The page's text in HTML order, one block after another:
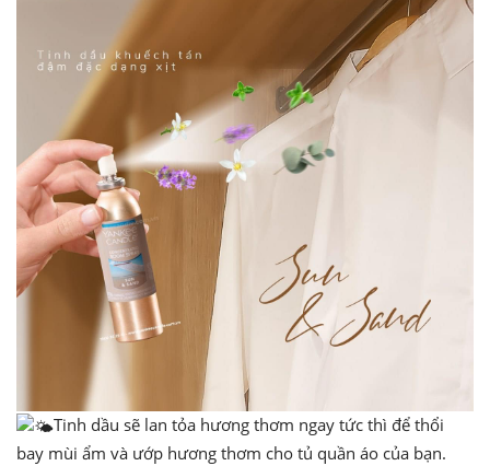
Tinh dầu sẽ lan tỏa hương thơm ngay tức thì để thổi
bay mùi ẩm và ướp hương thơm cho tủ quần áo của bạn.